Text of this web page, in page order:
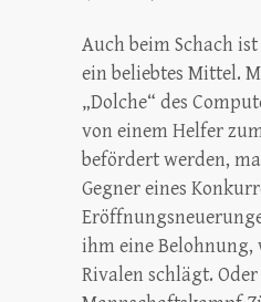
Auch beim Schach
ein beliebtes Mittel.
„Dolche“ des
von einem Helfer
befördert werden,
Gegner eines
ihm eine Belohnung,
Rivalen schlägt.